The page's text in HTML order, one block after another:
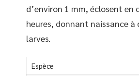
d’environ 1 mm, éclosent en
heures, donnant naissance à
larves.
Espèce